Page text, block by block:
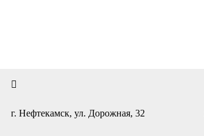
г. Нефтекамск, ул. Дорожная, 32